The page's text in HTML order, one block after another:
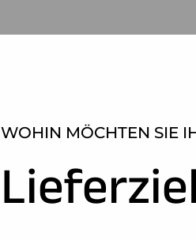
WOHIN MÖCHTEN SIE